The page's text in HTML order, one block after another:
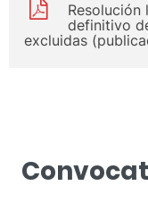
Resolución
definitivo
excluidas